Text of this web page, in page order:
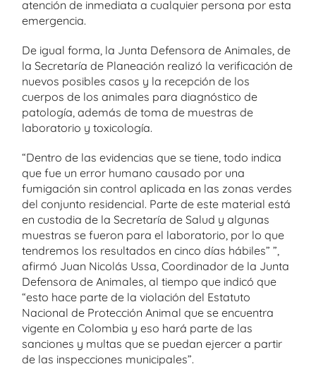
atención de inmediata a cualquier persona por esta
emergencia.
De igual forma, la Junta Defensora de Animales, de
la Secretaría de Planeación realizó la verificación de
nuevos posibles casos y la recepción de los
cuerpos de los animales para diagnóstico de
patología, además de toma de muestras de
laboratorio y toxicología.
“Dentro de las evidencias que se tiene, todo indica
que fue un error humano causado por una
fumigación sin control aplicada en las zonas verdes
del conjunto residencial. Parte de este material está
en custodia de la Secretaría de Salud y algunas
muestras se fueron para el laboratorio, por lo que
tendremos los resultados en cinco días hábiles” ”,
afirmó Juan Nicolás Ussa, Coordinador de la Junta
Defensora de Animales, al tiempo que indicó que
“esto hace parte de la violación del Estatuto
Nacional de Protección Animal que se encuentra
vigente en Colombia y eso hará parte de las
sanciones y multas que se puedan ejercer a partir
de las inspecciones municipales”.